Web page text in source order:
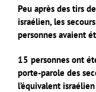
Peu après des tirs
israélien, les
personnes avaient
15 personnes ont
porte-parole des
l’équivalent